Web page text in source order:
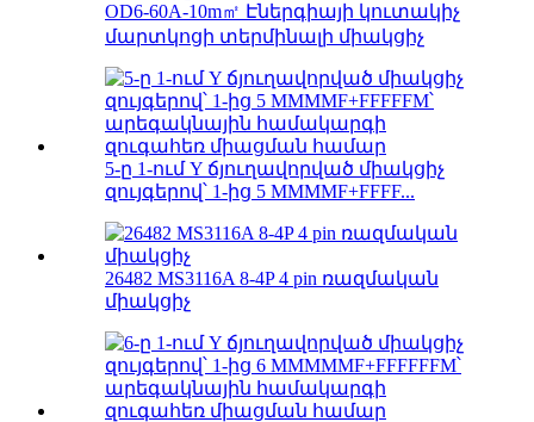
OD6-60A-10m㎡ Էներգիայի կուտակիչ
մարտկոցի տերմինալի միակցիչ
5-ը 1-ում Y ճյուղավորված միակցիչ
զույգերով՝ 1-ից 5 MMMMF+FFFF...
26482 MS3116A 8-4P 4 pin ռազմական
միակցիչ